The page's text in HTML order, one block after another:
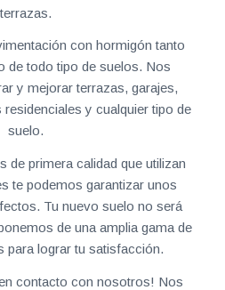
terrazas.
con hormigón tanto
de todo tipo de suelos. Nos
y mejorar terrazas, garajes,
y cualquier tipo de
suelo.
de primera calidad que utilizan
te podemos garantizar unos
Tu nuevo suelo no será
de una amplia gama de
para lograr tu satisfacción.
contacto con nosotros! Nos